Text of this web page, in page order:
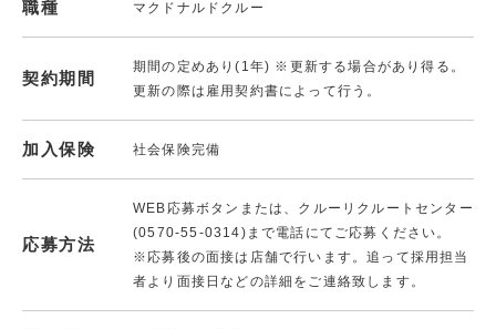
職種 マクドナルドクルー
契約期間
期間の定めあり(1年) ※更新する場合があり得る。
更新の際は雇用契約書によって行う。
加入保険 社会保険完備
応募方法
WEB応募ボタンまたは、クルーリクルートセンター
(0570-55-0314)まで電話にてご応募ください。
※応募後の面接は店舗で行います。追って採用担当
者より面接日などの詳細をご連絡致します。